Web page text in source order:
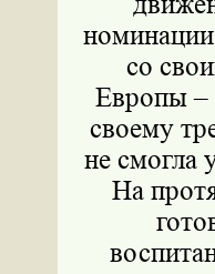
cо
Европы –
своему
не смогла
На